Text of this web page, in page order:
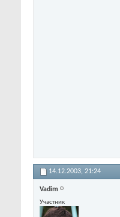
14.12.2003, 21:24
Vadim
Участник